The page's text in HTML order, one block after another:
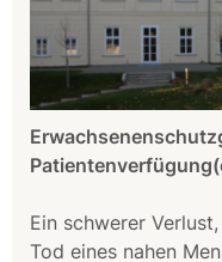
Ein schwerer
Tod eines nahen